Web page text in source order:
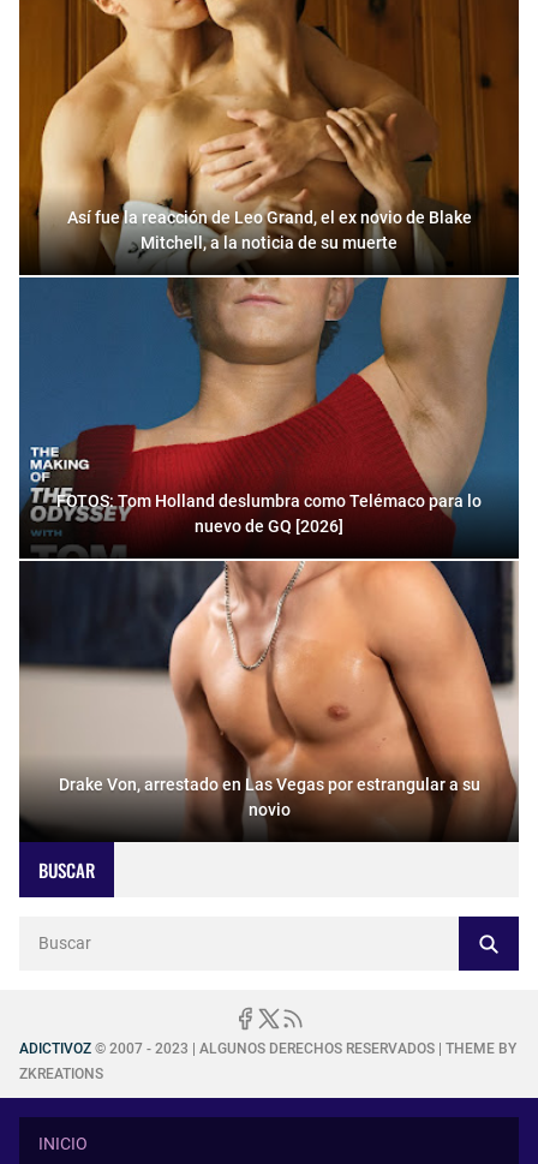
Así fue la reacción de Leo Grand, el ex novio de Blake
Mitchell, a la noticia de su muerte
FOTOS: Tom Holland deslumbra como Telémaco para lo
nuevo de GQ [2026]
Drake Von, arrestado en Las Vegas por estrangular a su
novio
BUSCAR
ADICTIVOZ © 2007 - 2023 | ALGUNOS DERECHOS RESERVADOS | THEME BY
ZKREATIONS
INICIO